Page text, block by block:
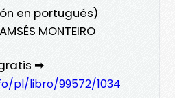
en portugués)
MONTEIRO
➡
pl/libro/99572/1034